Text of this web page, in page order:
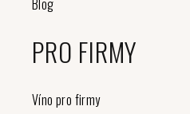
PRO FIRMY
Víno pro firmy